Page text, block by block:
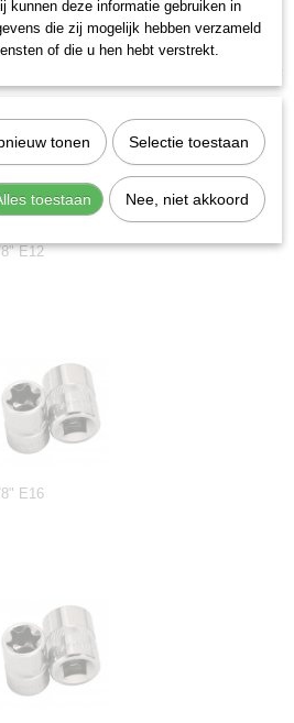
E12
E16
kunnen deze informatie gebruiken in
die zij mogelijk hebben verzameld
of die u hen hebt verstrekt.
tonen Selectie toestaan
toestaan Nee, niet akkoord